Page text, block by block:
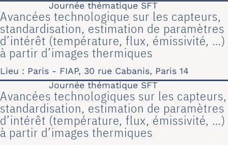
Journée thématique SFT
Avancées technologique sur les capteurs,
standardisation, estimation de paramètres
d’intérêt (température, flux, émissivité, …)
à partir d’images thermiques
Lieu : Paris - FIAP, 30 rue Cabanis, Paris 14
Journée thématique SFT
Avancées technologiques sur les capteurs,
standardisation, estimation de paramètres
d’intérêt (température, flux, émissivité, …)
à partir d’images thermiques